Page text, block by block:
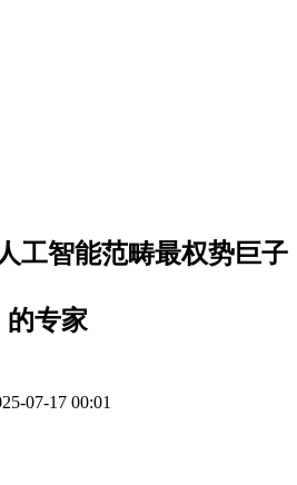
工智能范畴最权势巨子
的专家
07-17 00:01